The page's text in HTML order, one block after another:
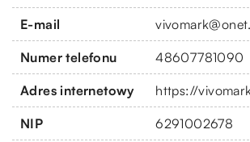
E-mail
Numer telefonu 48607781090
Adres internetowy https://
NIP 6291002678